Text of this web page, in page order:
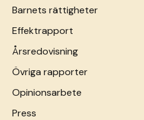
Barnets rättigheter
Effektrapport
Årsredovisning
Övriga rapporter
Opinionsarbete
Press